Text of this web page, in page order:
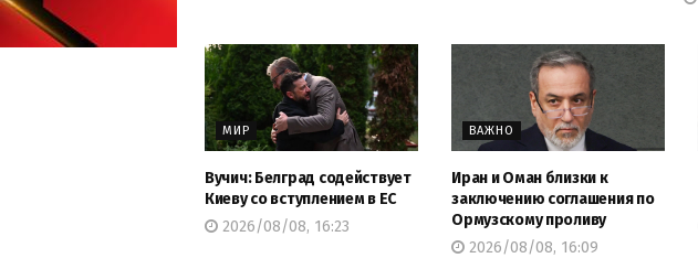
МИР
Вучич: Белград содействует
Киеву со вступлением в ЕС
2026/08/08, 16:23
ВАЖНО
Иран и Оман близки к
заключению соглашения по
Ормузскому проливу
2026/08/08, 16:09